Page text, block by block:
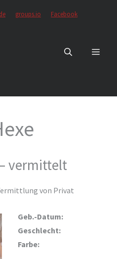
groups.io Facebook
vermittelt
von Privat
Geb.-Datum:
Geschlecht:
Farbe: